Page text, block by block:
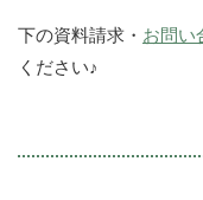
下の資料請求・ お問い
ください♪